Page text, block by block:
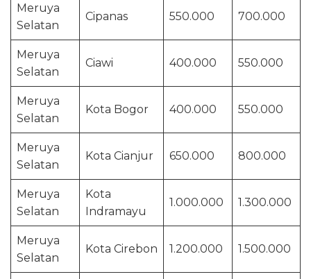
Meruya
Selatan
Cipanas 550.000 700.000
Meruya
Selatan
Ciawi 400.000 550.000
Meruya
Selatan
Kota Bogor 400.000 550.000
Meruya
Selatan
Kota Cianjur 650.000 800.000
Meruya
Selatan
Kota
Indramayu
1.000.000 1.300.000
Meruya
Selatan
Kota Cirebon 1.200.000 1.500.000